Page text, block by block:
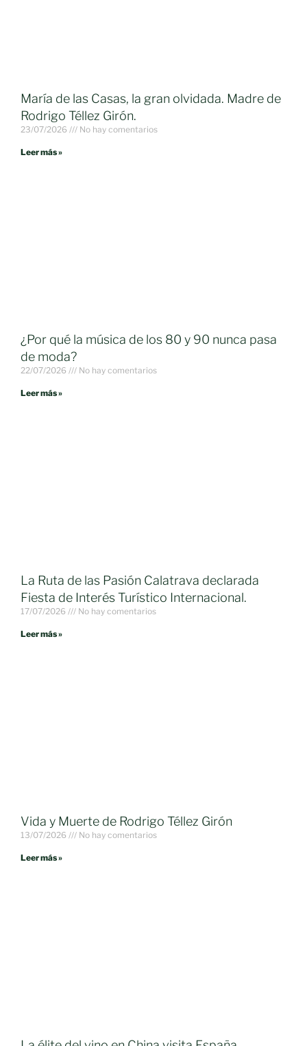
María de las Casas, la gran olvidada. Madre de
Rodrigo Téllez Girón.
23/07/2026 No hay comentarios
Leer más »
¿Por qué la música de los 80 y 90 nunca pasa
de moda?
22/07/2026 No hay comentarios
Leer más »
La Ruta de las Pasión Calatrava declarada
Fiesta de Interés Turístico Internacional.
17/07/2026 No hay comentarios
Leer más »
Vida y Muerte de Rodrigo Téllez Girón
13/07/2026 No hay comentarios
Leer más »